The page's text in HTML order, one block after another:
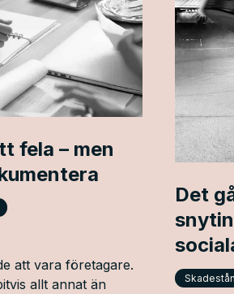
fela – men
att vara företagare.
allt annat än
Det